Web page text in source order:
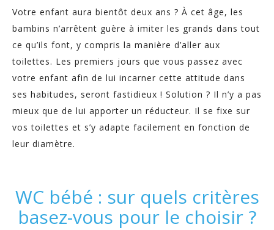
Votre enfant aura bientôt deux ans ? À cet âge, les
bambins n’arrêtent guère à imiter les grands dans tout
ce qu’ils font, y compris la manière d’aller aux
toilettes. Les premiers jours que vous passez avec
votre enfant afin de lui incarner cette attitude dans
ses habitudes, seront fastidieux ! Solution ? Il n’y a pas
mieux que de lui apporter un réducteur. Il se fixe sur
vos toilettes et s’y adapte facilement en fonction de
leur diamètre.
WC bébé : sur quels critères
basez-vous pour le choisir ?